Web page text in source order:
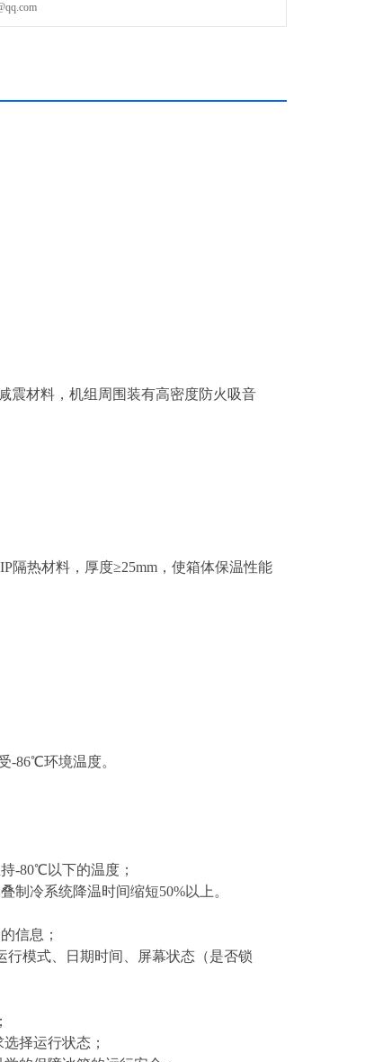
震材料，机组周围装有高密度防火吸音
隔热材料，厚度≥25mm，使箱体保温性能
-86℃环境温度。
-80℃以下的温度；
制冷系统降温时间缩短50%以上。
信息；
模式、日期时间、屏幕状态（是否锁
择运行状态；